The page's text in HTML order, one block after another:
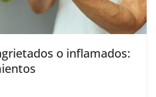
o inflamados: